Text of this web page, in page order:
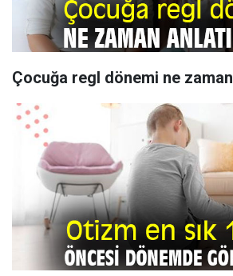
Çocuğa regl dönemi ne zaman